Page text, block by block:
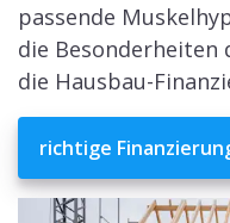
passende
die
die Hausbau-
richtige